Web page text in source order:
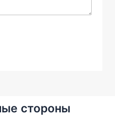
стороны